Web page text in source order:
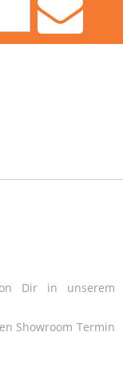
Dir in unserem
Showroom Termin